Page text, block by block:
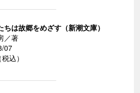
ちは故郷をめざす（新潮文庫）
／著
07
込）